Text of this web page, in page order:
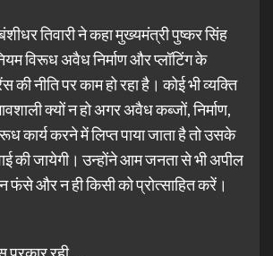
तिवारी ने कहा मुख्यमंत्री पुष्कर सिंह
विरूध अवैध निर्माण और प्लॉटिंग के
की नीति पर काम हो रहा है। कोई भी व्यक्ति
क्यों न हो अगर अवैध कब्जों, निर्माण,
कार्य करने में लिप्त पाया जाता है तो उसके
की जायेगी। उन्होंने आम जनता से भी अपील
न फंसे और न ही किसी को प्रोत्साहित करें।